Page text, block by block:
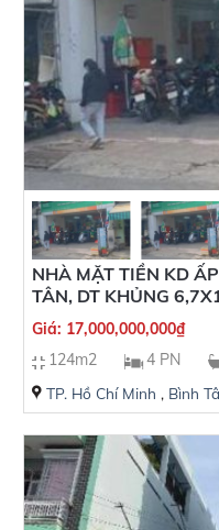
NHÀ MẶT TIỀN KD
TÂN, DT KHỦNG
Giá: 17,000,000,000₫
124m2
4 PN
TP. Hồ Chí Minh , Bình